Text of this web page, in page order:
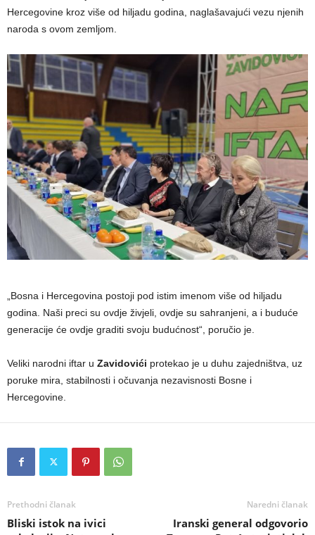
Hercegovine kroz više od hiljadu godina, naglašavajući vezu njenih
naroda s ovom zemljom.
„Bosna i Hercegovina postoji pod istim imenom više od hiljadu
godina. Naši preci su ovdje živjeli, ovdje su sahranjeni, a i buduće
generacije će ovdje graditi svoju budućnost“, poručio je.
Veliki narodni iftar u Zavidovići protekao je u duhu zajedništva, uz
poruke mira, stabilnosti i očuvanja nezavisnosti Bosne i
Hercegovine.
Prethodni članak
Bliski istok na ivici
Naredni članak
Iranski general odgovorio